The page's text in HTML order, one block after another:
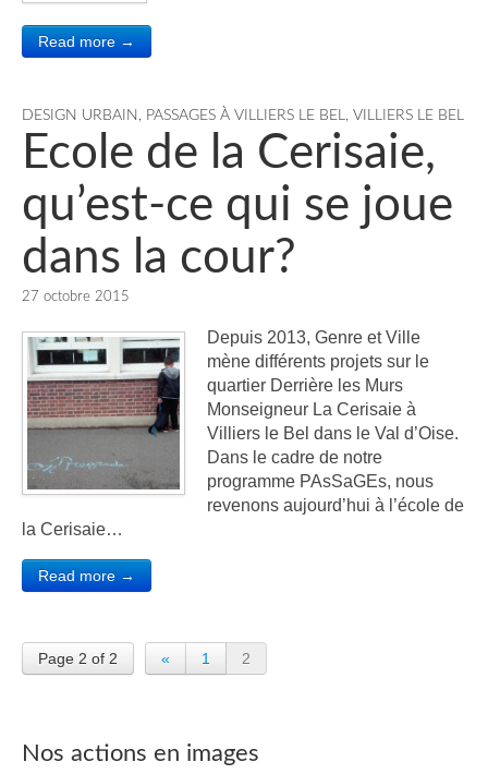
Read more →
DESIGN URBAIN PASSAGES À VILLIERS LE BEL VILLIERS LE BEL
Ecole de la Cerisaie,
qu’est-ce qui se joue
dans la cour?
27 octobre 2015
Depuis 2013, Genre et Ville
mène différents projets sur le
quartier Derrière les Murs
Monseigneur La Cerisaie à
Villiers le Bel dans le Val d’Oise.
Dans le cadre de notre
programme PAsSaGEs, nous
revenons aujourd’hui à l’école de
la Cerisaie…
Read more →
Page 2 of 2 « 1 2
Nos actions en images